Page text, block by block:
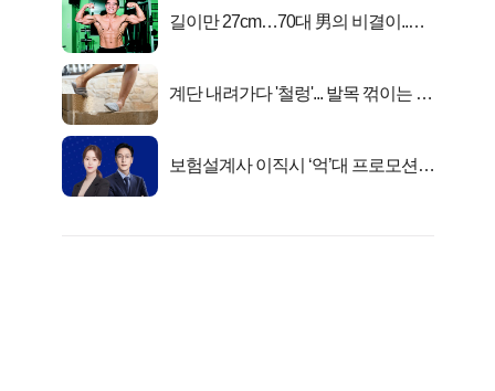
길이만 27cm…70대 男의 비결이..충
계단 내려가다 '철렁'... 발목 꺾이는 이
보험설계사 이직시 ‘억’대 프로모션!